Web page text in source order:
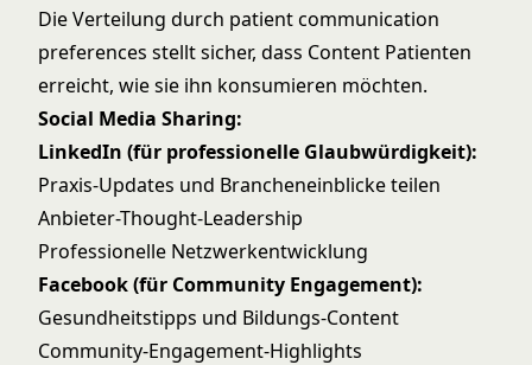
Die Verteilung durch patient communication
preferences stellt sicher, dass Content Patienten
erreicht, wie sie ihn konsumieren möchten.
Social Media Sharing:
LinkedIn (für professionelle Glaubwürdigkeit):
Praxis-Updates und Brancheneinblicke teilen
Anbieter-Thought-Leadership
Professionelle Netzwerkentwicklung
Facebook (für Community Engagement):
Gesundheitstipps und Bildungs-Content
Community-Engagement-Highlights